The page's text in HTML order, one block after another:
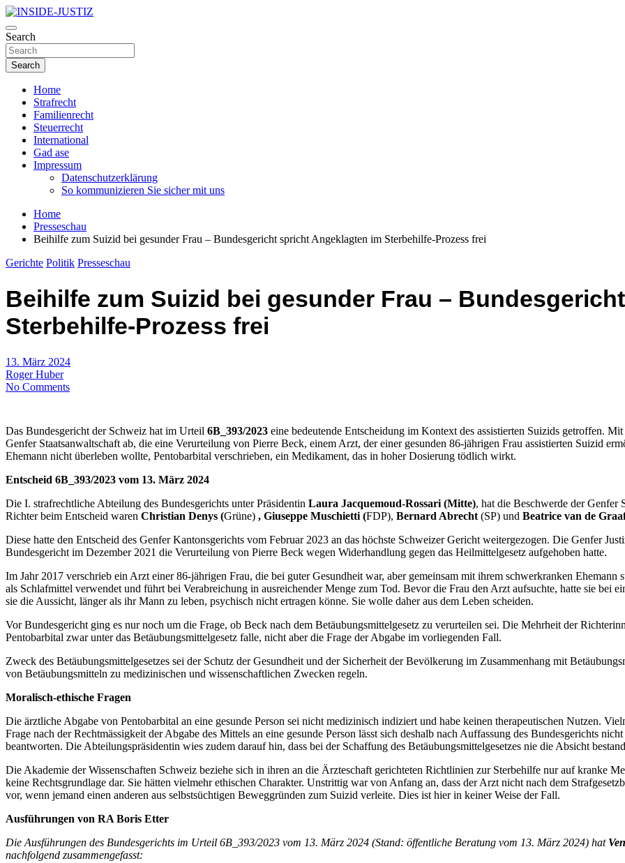
Skip
to
content
INSIDE-JUSTIZ
Investigativer Journalismus zur Dritten Gewalt
Search
Search
Home
Strafrecht
Familienrecht
Steuerrecht
International
Gad ase
Impressum
Datenschutzerklärung
So kommunizieren Sie sicher mit uns
Home
Presseschau
Beihilfe zum Suizid bei gesunder Frau – Bundesgericht spricht Angeklagten im Sterbehilfe-Prozess frei
Gerichte Politik Presseschau
Beihilfe zum Suizid bei gesunder Frau –
Sterbehilfe-Prozess frei
13. März 2024
Roger Huber
No Comments
Das Bundesgericht der Schweiz hat im Urteil 6B_393/2023 eine bedeutende Entscheidung im Kontext des assistierten Suizids getroffen.
Genfer Staatsanwaltschaft ab, die eine Verurteilung von Pierre Beck, einem Arzt, der einer gesunden 86-jährigen Frau assistierten Suizid
Ehemann nicht überleben wollte, Pentobarbital verschrieben, ein Medikament, das in hoher Dosierung tödlich wirkt.
Entscheid 6B_393/2023 vom 13. März 2024
Die I. strafrechtliche Abteilung des Bundesgerichts unter Präsidentin Laura Jacquemoud-Rossari (Mitte), hat die Beschwerde der Genfer
Richter beim Entscheid waren Christian Denys (Grüne) , Giuseppe Muschietti (FDP), Bernard Abrecht (SP) und Beatrice van de
Diese hatte den Entscheid des Genfer Kantonsgerichts vom Februar 2023 an das höchste Schweizer Gericht weitergezogen. Die Genfer
Bundesgericht im Dezember 2021 die Verurteilung von Pierre Beck wegen Widerhandlung gegen das Heilmittelgesetz aufgehoben hatte.
Im Jahr 2017 verschrieb ein Arzt einer 86-jährigen Frau, die bei guter Gesundheit war, aber gemeinsam mit ihrem schwerkranken
als Schlafmittel verwendet und führt bei Verabreichung in ausreichender Menge zum Tod. Bevor die Frau den Arzt aufsuchte, hatte sie bei
sie die Aussicht, länger als ihr Mann zu leben, psychisch nicht ertragen könne. Sie wolle daher aus dem Leben scheiden.
Vor Bundesgericht ging es nur noch um die Frage, ob Beck nach dem Betäubungsmittelgesetz zu verurteilen sei. Die Mehrheit der
Pentobarbital zwar unter das Betäubungsmittelgesetz falle, nicht aber die Frage der Abgabe im vorliegenden Fall.
Zweck des Betäubungsmittelgesetzes sei der Schutz der Gesundheit und der Sicherheit der Bevölkerung im Zusammenhang mit
von Betäubungsmitteln zu medizinischen und wissenschaftlichen Zwecken regeln.
Moralisch-ethische Fragen
Die ärztliche Abgabe von Pentobarbital an eine gesunde Person sei nicht medizinisch indiziert und habe keinen therapeutischen Nutzen.
Frage nach der Rechtmässigkeit der Abgabe des Mittels an eine gesunde Person lässt sich deshalb nach Auffassung des Bundesgerichts
beantworten. Die Abteilungspräsidentin wies zudem darauf hin, dass bei der Schaffung des Betäubungsmittelgesetzes nie die Absicht
Die Akademie der Wissenschaften Schweiz beziehe sich in ihren an die Ärzteschaft gerichteten Richtlinien zur Sterbehilfe nur auf kranke
keine Rechtsgrundlage dar. Sie hätten vielmehr ethischen Charakter. Unstrittig war von Anfang an, dass der Arzt nicht nach dem
vor, wenn jemand einen anderen aus selbstsüchtigen Beweggründen zum Suizid verleite. Dies ist hier in keiner Weise der Fall.
Ausführungen von RA Boris Etter
Die Ausführungen des Bundesgerichts im Urteil 6B_393/2023 vom 13. März 2024 (Stand: öffentliche Beratung vom 13. März 2024) hat
nachfolgend zusammengefasst: